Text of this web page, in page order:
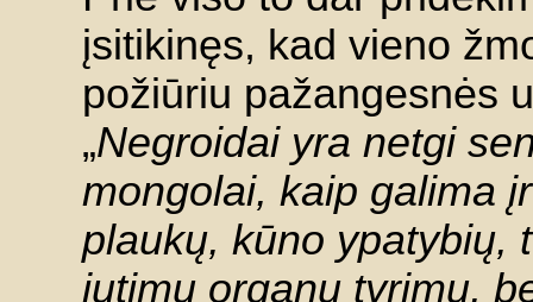
įsitikinęs, kad vieno
požiūriu pažangesnės
„Negroidai yra netgi
mongolai, kaip galima
plaukų, kūno ypatybių,
jutimų organų tyrimų,